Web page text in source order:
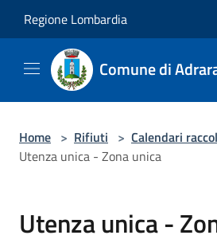
Regione Lombardia
Comune di
Home > Rifiuti > Calendari
Utenza unica - Zona unica
Utenza unica -